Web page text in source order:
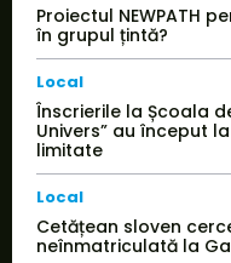
Proiectul NEWPATH
în grupul țintă?
Local
Înscrierile la Școala
Univers” au început
limitate
Local
Cetățean sloven
neînmatriculată la